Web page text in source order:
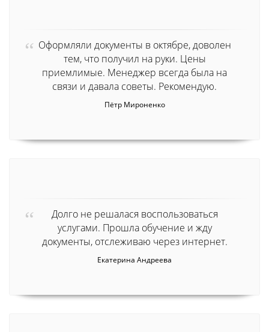
Оформляли документы в октябре, доволен
тем, что получил на руки. Цены
приемлимые. Менеджер всегда была на
связи и давала советы. Рекомендую.
Пётр Мироненко
Долго не решалася воспользоваться
услугами. Прошла обучение и жду
документы, отслеживаю через интернет.
Екатерина Андреева